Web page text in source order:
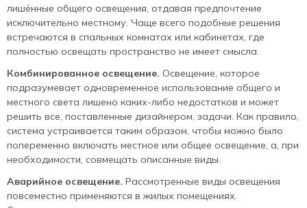
лишённые общего освещения, отдавая предпочтение
исключительно местному. Чаще всего подобные решения
встречаются в спальных комнатах или кабинетах, где
полностью освещать пространство не имеет смысла.
Комбинированное освещение. Освещение, которое
подразумевает одновременное использование общего и
местного света лишено каких-либо недостатков и может
решить все, поставленные дизайнером, задачи. Как правило,
система устраивается таким образом, чтобы можно было
попеременно включать местное или общее освещение, а, при
необходимости, совмещать описанные виды.
Аварийное освещение. Рассмотренные виды освещения
повсеместно применяются в жилых помещениях.